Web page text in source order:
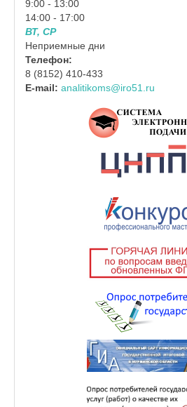
9:00 - 13:00
14:00 - 17:00
ВТ, СР
Неприемные дни
Телефон:
8 (8152) 410-433
E-mail: analitikoms@iro51.ru